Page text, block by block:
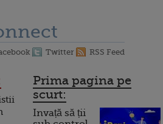
Twitter RSS Feed
Prima pagina pe
scurt:
Invață să ții